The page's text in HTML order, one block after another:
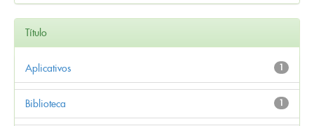
Título
1
Aplicativos
1
Biblioteca